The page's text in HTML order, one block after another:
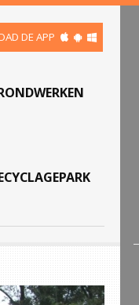
DE APP